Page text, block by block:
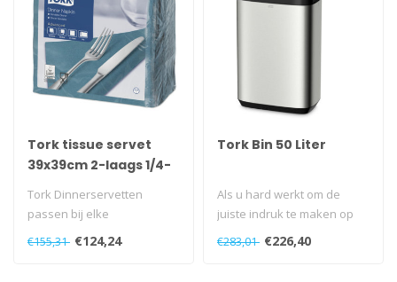
Tork tissue servet
39x39cm 2-laags 1/4-
vouw Blue Green
Tork Dinnerservetten
passen bij elke
gelegenheid, zijn stijlvol en
praktisch in ..
€155,31 €124,24
Tork Bin 50 Liter
Als u hard werkt om de
juiste indruk te maken op
uw gasten, moeten uw
sanitaire ..
€283,01 €226,40